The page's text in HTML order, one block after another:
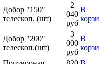
Добор "150"
телескоп. (шт)
2
040
руб
В
Добор "200"
телескоп.(шт)
3
000
руб
В